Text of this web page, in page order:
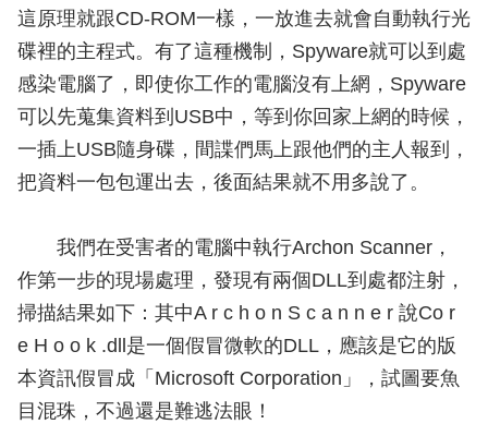
這原理就跟CD-ROM一樣，一放進去就會自動執行光
碟裡的主程式。有了這種機制，Spyware就可以到處
感染電腦了，即使你工作的電腦沒有上網，Spyware
可以先蒐集資料到USB中，等到你回家上網的時候，
一插上USB隨身碟，間諜們馬上跟他們的主人報到，
把資料一包包運出去，後面結果就不用多說了。
我們在受害者的電腦中執行Archon Scanner，
作第一步的現場處理，發現有兩個DLL到處都注射，
掃描結果如下：其中A r c h o n S c a n n e r 說Co r
e H o o k .dll是一個假冒微軟的DLL，應該是它的版
本資訊假冒成「Microsoft Corporation」，試圖要魚
目混珠，不過還是難逃法眼！